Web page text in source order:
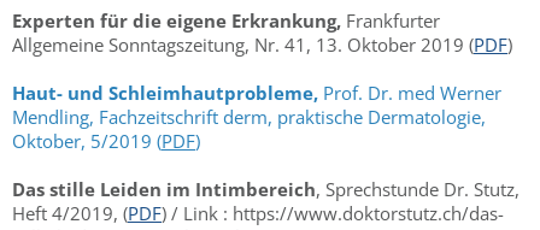
Experten für die eigene Erkrankung, Frankfurter
Allgemeine Sonntagszeitung, Nr. 41, 13. Oktober 2019 (PDF)
Haut- und Schleimhautprobleme, Prof. Dr. med Werner
Mendling, Fachzeitschrift derm, praktische Dermatologie,
Oktober, 5/2019 (PDF)
Das stille Leiden im Intimbereich, Sprechstunde Dr. Stutz,
Heft 4/2019, (PDF) / Link : https://www.doktorstutz.ch/das-